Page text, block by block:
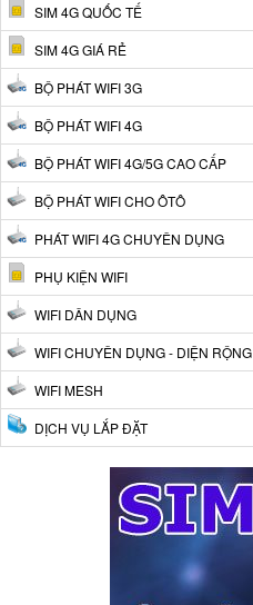
SIM 4G QUỐC TẾ
SIM 4G GIÁ RẺ
BỘ PHÁT WIFI 3G
BỘ PHÁT WIFI 4G
BỘ PHÁT WIFI 4G/5G CAO CẤP
BỘ PHÁT WIFI CHO ÔTÔ
PHÁT WIFI 4G CHUYÊN DỤNG
PHỤ KIỆN WIFI
WIFI DÂN DỤNG
WIFI CHUYÊN DỤNG - DIỆN RỘNG
WIFI MESH
DỊCH VỤ LẮP ĐẶT